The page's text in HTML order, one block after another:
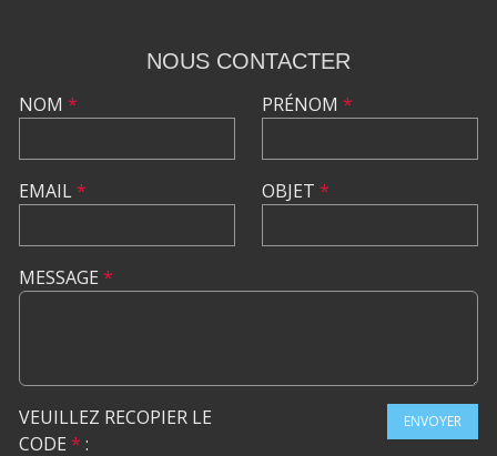
NOUS CONTACTER
NOM *
EMAIL*
PRÉNOM *
OBJET *
MESSAGE *
VEUILLEZ RECOPIER LE
CODE * :
ENVOYER